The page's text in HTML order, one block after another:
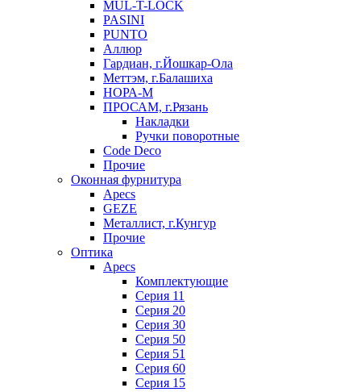
MUL-T-LOCK
PASINI
PUNTO
Аллюр
Гардиан, г.Йошкар-Ола
Меттэм, г.Балашиха
НОРА-М
ПРОСАМ, г.Рязань
Накладки
Ручки поворотные
Code Deco
Прочие
Оконная фурнитура
Apecs
GEZE
Металлист, г.Кунгур
Прочие
Оптика
Apecs
Комплектующие
Серия 11
Серия 20
Серия 30
Серия 50
Серия 51
Серия 60
Серия 15